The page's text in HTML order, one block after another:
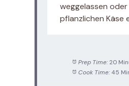
weggelassen
pflanzlichen Käse
Prep Time: 20
Cook Time: 45